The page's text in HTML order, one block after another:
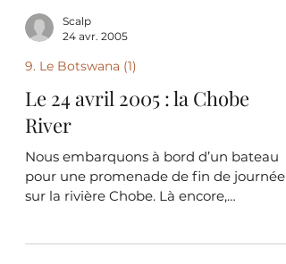
Scalp
9. Le Botswana (1)
Le 24 avril 2005 : la Chobe
River
Nous embarquons à bord d’un bateau
sur la rivière Chobe. Là encore,